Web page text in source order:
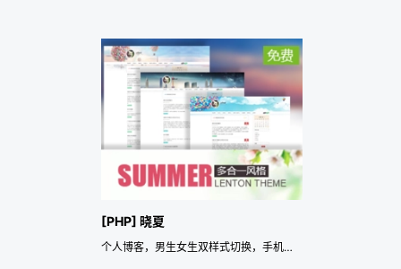
[PHP] 晓夏
个人博客，男生女生双样式切换，手机自适应。